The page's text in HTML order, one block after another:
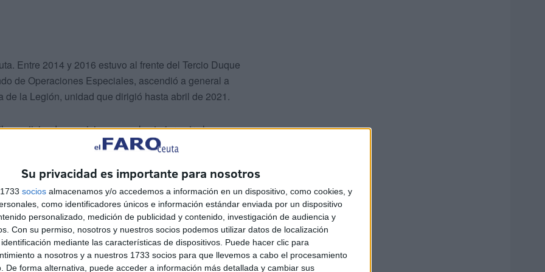
Su privacidad es importante para nosotros
socios almacenamos y/o accedemos a información en un dispositivo, como cookies, y
como identificadores únicos e información estándar enviada por un dispositivo
personalizado, medición de publicidad y contenido, investigación de audiencia y
Con su permiso, nosotros y nuestros socios podemos utilizar datos de localización
mediante las características de dispositivos. Puede hacer clic para
a nosotros y a nuestros 1733 socios para que llevemos a cabo el procesamiento
De forma alternativa, puede acceder a información más detallada y cambiar sus
Entre 2014 y 2016 estuvo al frente del Tercio Duque
de Operaciones Especiales, ascendió a general a
la Legión, unidad que dirigió hasta abril de 2021.
participado en misiones en el exterior entre las que
español desplegado en la misión de la ONU en
por personal de la Legión, en principio iba a
pero la misión acabó alargándose debido a la